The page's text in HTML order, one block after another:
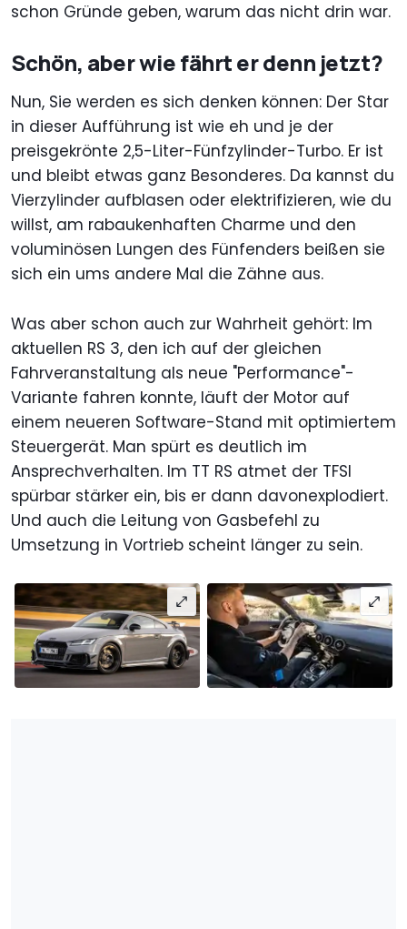
schon Gründe geben, warum das nicht drin war.
Schön, aber wie fährt er denn jetzt?
Nun, Sie werden es sich denken können: Der Star
in dieser Aufführung ist wie eh und je der
preisgekrönte 2,5-Liter-Fünfzylinder-Turbo. Er ist
und bleibt etwas ganz Besonderes. Da kannst du
Vierzylinder aufblasen oder elektrifizieren, wie du
willst, am rabaukenhaften Charme und den
voluminösen Lungen des Fünfenders beißen sie
sich ein ums andere Mal die Zähne aus.
Was aber schon auch zur Wahrheit gehört: Im
aktuellen RS 3, den ich auf der gleichen
Fahrveranstaltung als neue "Performance"-
Variante fahren konnte, läuft der Motor auf
einem neueren Software-Stand mit optimiertem
Steuergerät. Man spürt es deutlich im
Ansprechverhalten. Im TT RS atmet der TFSI
spürbar stärker ein, bis er dann davonexplodiert.
Und auch die Leitung von Gasbefehl zu
Umsetzung in Vortrieb scheint länger zu sein.